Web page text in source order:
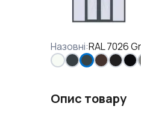
Назовні:RAL 7026
Опис товару